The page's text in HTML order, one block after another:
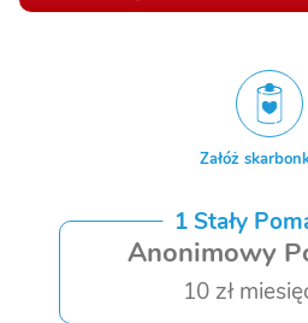
Załóż
1 Stały
Anonimowy
10 zł